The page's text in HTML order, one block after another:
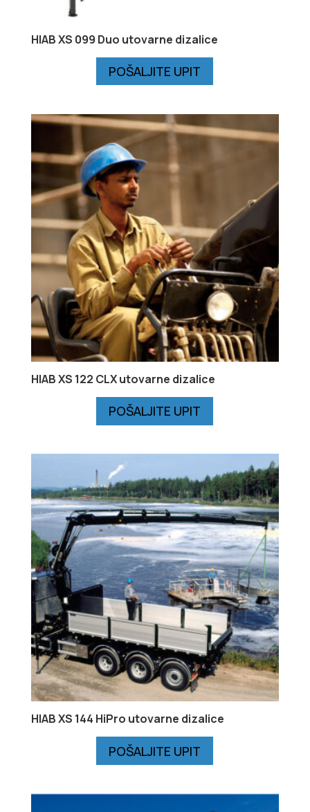
HIAB XS 099 Duo utovarne dizalice
POŠALJITE UPIT
HIAB XS 122 CLX utovarne dizalice
POŠALJITE UPIT
HIAB XS 144 HiPro utovarne dizalice
POŠALJITE UPIT